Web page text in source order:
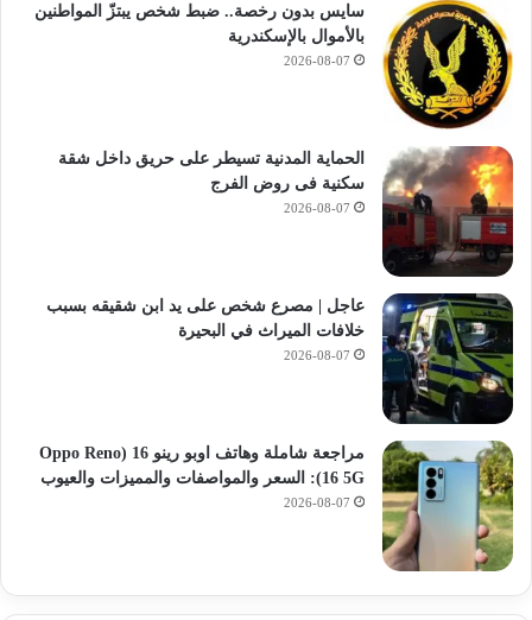
ك
سايس بدون رخصة.. ضبط شخص يبتزّ المواطنين
بالأموال بالإسكندرية
2026-08-07
الحماية المدنية تسيطر على حريق داخل شقة
سكنية فى روض الفرج
2026-08-07
عاجل | مصرع شخص على يد ابن شقيقه بسبب
خلافات الميراث في البحيرة
2026-08-07
مراجعة شاملة وهاتف اوبو رينو 16 (Oppo Reno
16 5G): السعر والمواصفات والمميزات والعيوب
2026-08-07